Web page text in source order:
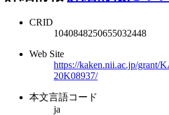
CRID
1040848250655032448
Web Site
https://kaken.nii.ac.jp/grant/
20K08937/
本文言語コード
ja